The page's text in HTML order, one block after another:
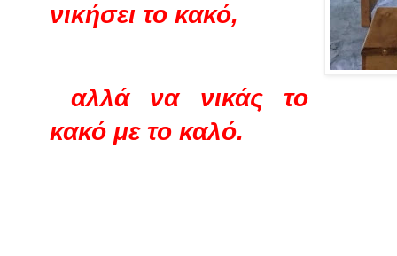
νικήσει το κακό,
αλλά να νικάς το
κακό με το καλό.